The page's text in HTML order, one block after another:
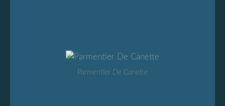
Parmentier De Canette